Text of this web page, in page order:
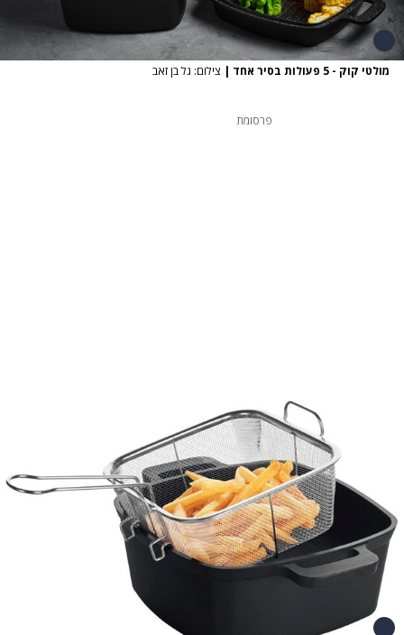
מולטי קוק - 5 פעולות בסיר אחד | צילום: גל בן זאב
פרסומת